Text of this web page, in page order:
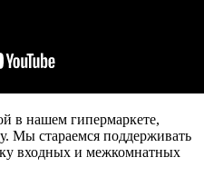
в нашем гипермаркете,
Мы стараемся поддерживать
входных и межкомнатных